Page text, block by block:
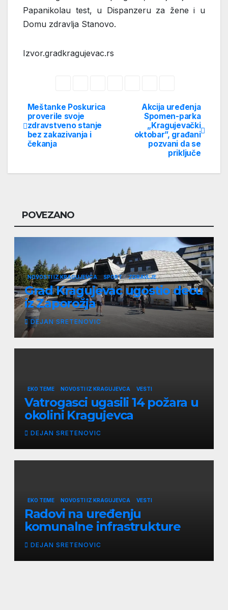
Papanikolau test, u Dispanzeru za žene i u
Domu zdravlja Stanovo.
Izvor.gradkragujevac.rs
Post
navigation
Akcija uređenja
Spomen-parka
„Kragujevački
oktobar”, građani
pozvani da se
priključe
Meštanke Poskurica
proverile svoje
zdravstveno stanje
bez zakazivanja i
čekanja
POVEZANO
NOVOSTI IZ KRAGUJEVCA SPORT ZDRAVLJE
Grad Kragujevac ugostio decu
iz Zaporožja
DEJAN SRETENOVIC
EKO TEME NOVOSTI IZ KRAGUJEVCA VESTI
Vatrogasci ugasili 14 požara u
okolini Kragujevca
DEJAN SRETENOVIC
EKO TEME NOVOSTI IZ KRAGUJEVCA VESTI
Radovi na uređenju
komunalne infrastrukture
DEJAN SRETENOVIC